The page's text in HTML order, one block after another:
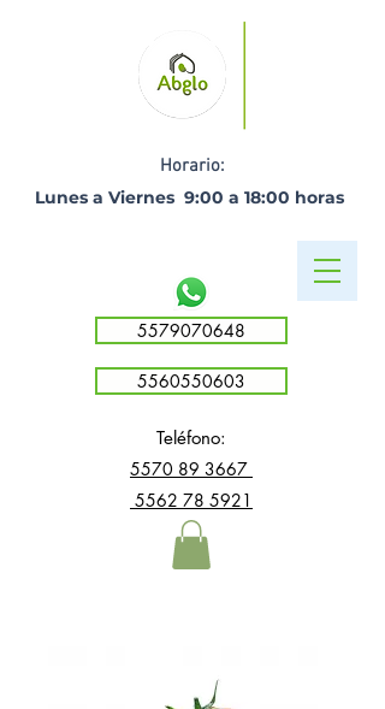
Horario:
Lunes a Viernes 9:00 a 18:00 horas ​
5579070648
5560550603
Teléfono:
5570 89 3667
5562 78 5921